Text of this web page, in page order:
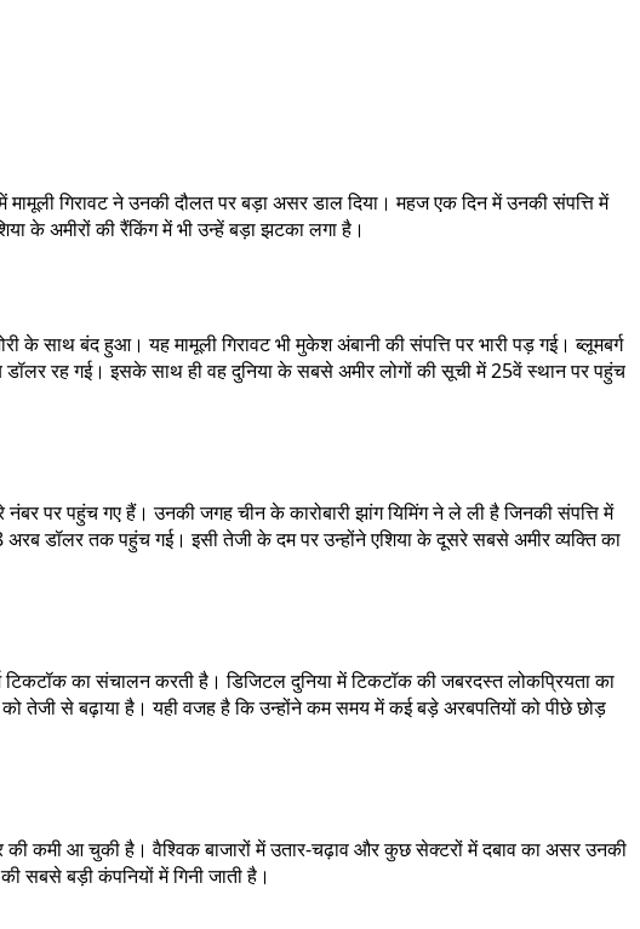
गिरावट ने उनकी दौलत पर बड़ा असर डाल दिया। महज एक दिन में उनकी संपत्ति में
के अमीरों की रैंकिंग में भी उन्हें बड़ा झटका लगा है।
के साथ बंद हुआ। यह मामूली गिरावट भी मुकेश अंबानी की संपत्ति पर भारी पड़ गई। ब्लूमबर्ग
रह गई। इसके साथ ही वह दुनिया के सबसे अमीर लोगों की सूची में 25वें स्थान पर पहुंच
पर पहुंच गए हैं। उनकी जगह चीन के कारोबारी झांग यिमिंग ने ले ली है जिनकी संपत्ति में
डॉलर तक पहुंच गई। इसी तेजी के दम पर उन्होंने एशिया के दूसरे सबसे अमीर व्यक्ति का
का संचालन करती है। डिजिटल दुनिया में टिकटॉक की जबरदस्त लोकप्रियता का
तेजी से बढ़ाया है। यही वजह है कि उन्होंने कम समय में कई बड़े अरबपतियों को पीछे छोड़
कमी आ चुकी है। वैश्विक बाजारों में उतार-चढ़ाव और कुछ सेक्टरों में दबाव का असर उनकी
सबसे बड़ी कंपनियों में गिनी जाती है।